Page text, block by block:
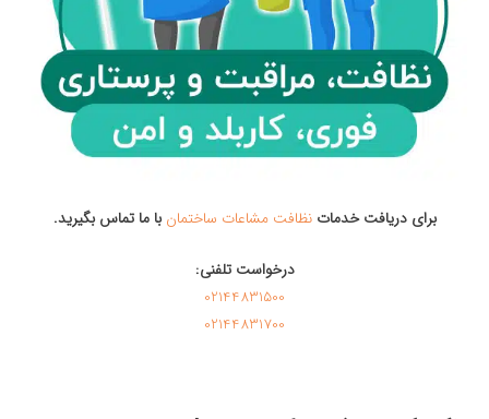
برای دریافت خدمات نظافت مشاعات ساختمانبا ما تماس بگیرید.
درخواست تلفنی:
02144831500
02144831700